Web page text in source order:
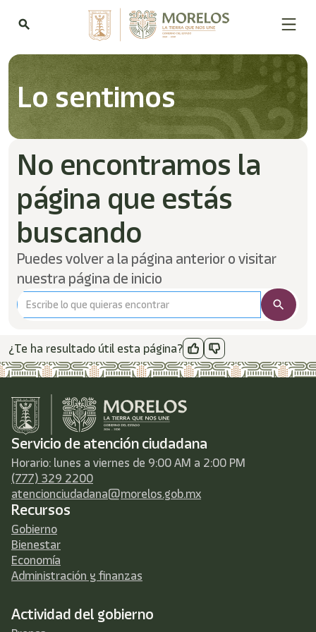
search
Lo sentimos
No encontramos la
página que estás
buscando
Puedes volver a la página anterior o visitar
nuestra página de inicio
¿Te ha resultado útil esta página?
Servicio de atención ciudadana
Horario: lunes a viernes de 9:00 AM a 2:00 PM
(777) 329 2200
atencionciudadana@morelos.gob.mx
Recursos
Gobierno
Bienestar
Economía
Administración y finanzas
Actividad del gobierno